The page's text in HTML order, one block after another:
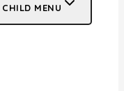
MENU